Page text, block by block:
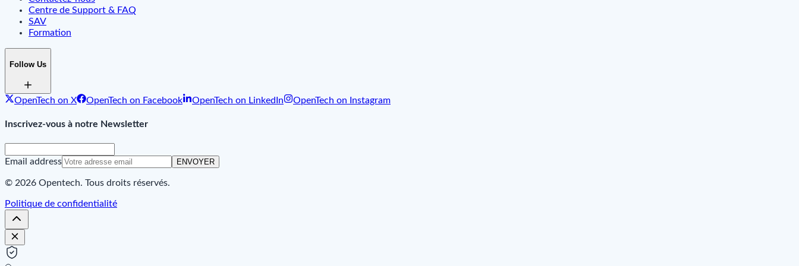
Centre de Support & FAQ
SAV
Formation
Follow Us
OpenTech on X OpenTech on Facebook OpenTech on LinkedIn OpenTech on Instagram
Inscrivez-vous à notre Newsletter
Email address ENVOYER
© 2026 Opentech. Tous droits réservés.
Politique de confidentialité